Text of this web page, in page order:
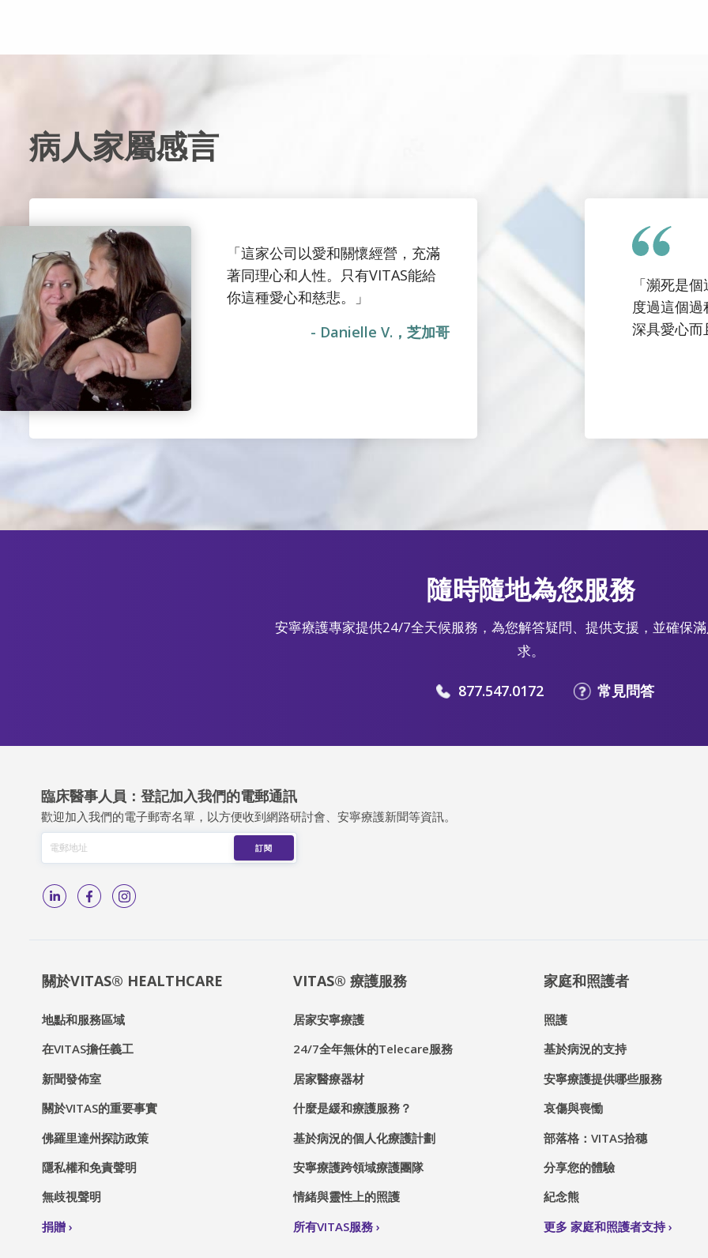
病人家屬感言
「這家公司以愛和關懷經營，充滿
著同理心和人性。只有VITAS能給
你這種愛心和慈悲。」
- Danielle V.，芝加哥
「瀕死是
度過這個
深具愛心
隨時隨地為您服務
安寧療護專家提供24/7全天候服務，為您解答疑問、提供支援，並確保
求。
877.547.0172 常見問答
臨床醫事人員：登記加入我們的電郵通訊
歡迎加入我們的電子郵寄名單，以方便收到網路研討會、安寧療護新聞等資訊。
關於VITAS® HEALTHCARE
地點和服務區域
在VITAS擔任義工
新聞發佈室
關於VITAS的重要事實
佛羅里達州探訪政策
隱私權和免責聲明
無歧視聲明
捐贈
VITAS® 療護服務
居家安寧療護
24/7全年無休的Telecare服務
居家醫療器材
什麼是緩和療護服務？
基於病況的個人化療護計劃
安寧療護跨領域療護團隊
情緒與靈性上的照護
所有VITAS服務
家庭和照護者
照護
基於病況的支持
安寧療護提供哪些服務
哀傷與喪慟
部落格：VITAS拾穗
分享您的體驗
紀念熊
更多 家庭和照護者支持